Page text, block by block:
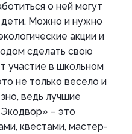
о ней могут
дети. Можно и нужно
акции и
сделать свою
участие в школьном
не только весело и
ведь лучшие
– это
квестами, мастер-